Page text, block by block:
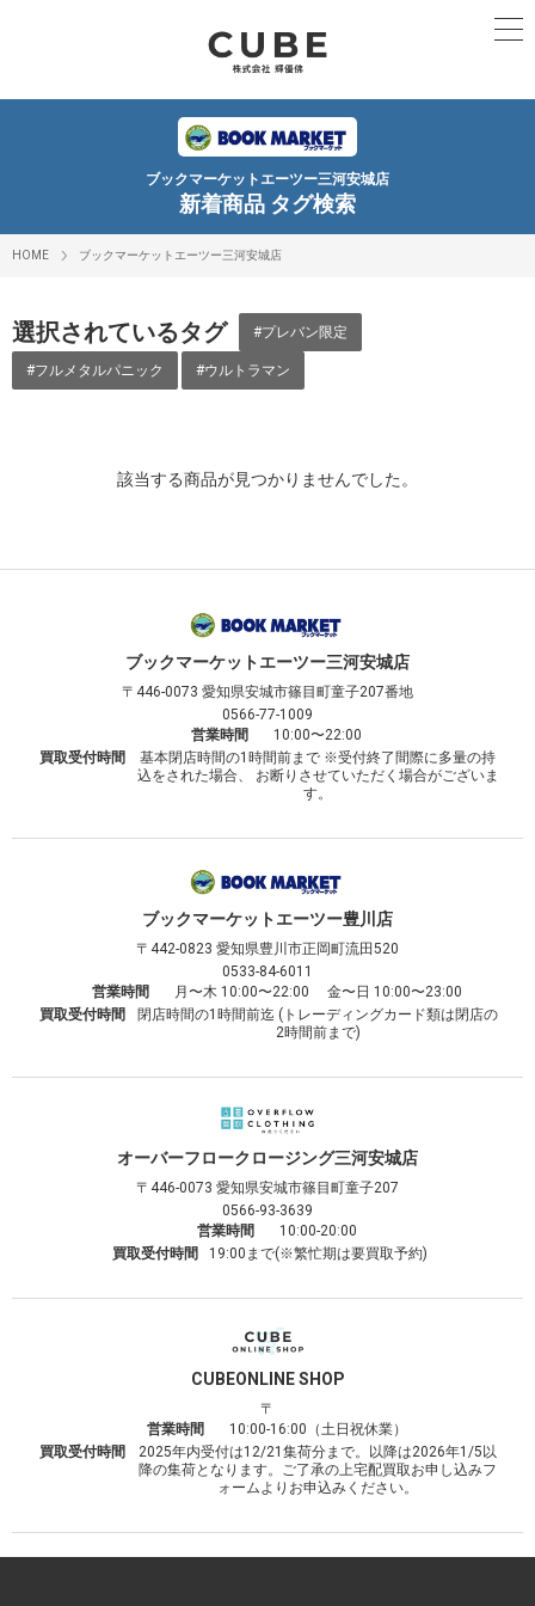
ブックマーケットエーツー三河安城店
新着商品 タグ検索
HOME ブックマーケットエーツー三河安城店
選択されているタグ #プレバン限定
#フルメタルパニック #ウルトラマン
該当する商品が見つかりませんでした。
ブックマーケットエーツー三河安城店
〒446-0073 愛知県安城市篠目町童子207番地
0566-77-1009
営業時間
10:00〜22:00
買取受付時間
基本閉店時間の1時間前まで ※受付終了間際に多量の持
込をされた場合、 お断りさせていただく場合がございま
す。
ブックマーケットエーツー豊川店
〒442-0823 愛知県豊川市正岡町流田520
0533-84-6011
営業時間
月〜木 10:00〜22:00 金〜日 10:00〜23:00
買取受付時間
閉店時間の1時間前迄 (トレーディングカード類は閉店の
2時間前まで)
オーバーフロークロージング三河安城店
〒446-0073 愛知県安城市篠目町童子207
0566-93-3639
営業時間
10:00-20:00
買取受付時間
19:00まで(※繁忙期は要買取予約)
CUBEONLINE SHOP
〒
営業時間
10:00-16:00（土日祝休業）
買取受付時間
2025年内受付は12/21集荷分まで。以降は2026年1/5以
降の集荷となります。ご了承の上宅配買取お申し込みフ
ォームよりお申込みください。